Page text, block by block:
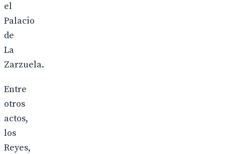
el
Palacio
de
La
Zarzuela.
Entre
otros
actos,
los
Reyes,